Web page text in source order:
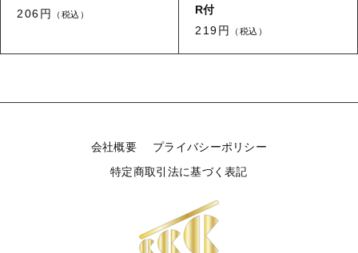
206円
（税込）
R付
219円
（税込）
会社概要
プライバシーポリシー
特定商取引法に基づく表記